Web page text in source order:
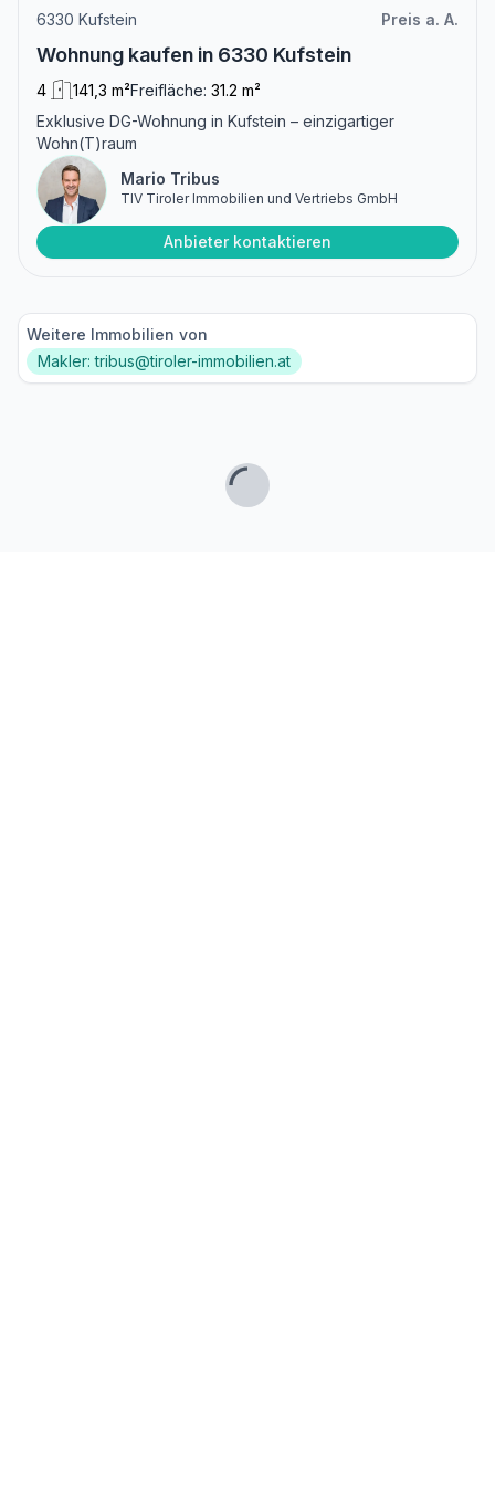
6330 Kufstein Preis a. A.
Wohnung kaufen in 6330 Kufstein
4 141,3 m²Freifläche: 31.2 m²
Exklusive DG-Wohnung in Kufstein – einzigartiger
Wohn(T)raum
Mario Tribus
TIV Tiroler Immobilien und Vertriebs GmbH
Anbieter kontaktieren
Weitere Immobilien von
Makler: tribus@tiroler-immobilien.at